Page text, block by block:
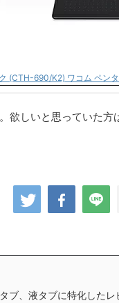
(CTH-690/K2) ワコム ペン
欲しいと思っていた方
ブ、液タブに特化した